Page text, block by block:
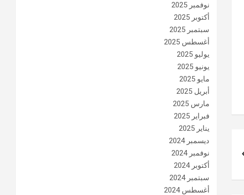
نوفمبر 2025
أكتوبر 2025
سبتمبر 2025
أغسطس 2025
يوليو 2025
يونيو 2025
مايو 2025
أبريل 2025
مارس 2025
فبراير 2025
يناير 2025
ديسمبر 2024
نوفمبر 2024
أكتوبر 2024
سبتمبر 2024
أغسطس 2024